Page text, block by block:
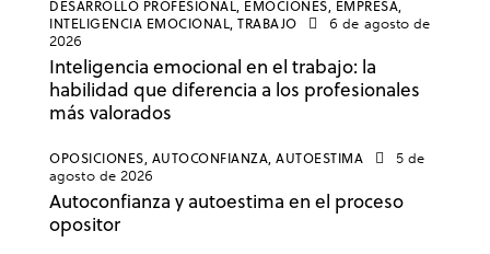
DESARROLLO PROFESIONAL, EMOCIONES, EMPRESA,
INTELIGENCIA EMOCIONAL, TRABAJO
6 de agosto de
2026
Inteligencia emocional en el trabajo: la
habilidad que diferencia a los profesionales
más valorados
OPOSICIONES, AUTOCONFIANZA, AUTOESTIMA
5 de
agosto de 2026
Autoconfianza y autoestima en el proceso
opositor